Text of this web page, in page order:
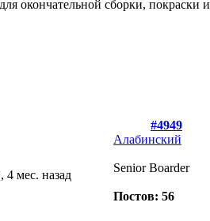
окончательной сборки, покраски и
#4949
4 мес. назад
Алабинский
Senior Boarder
Постов: 56